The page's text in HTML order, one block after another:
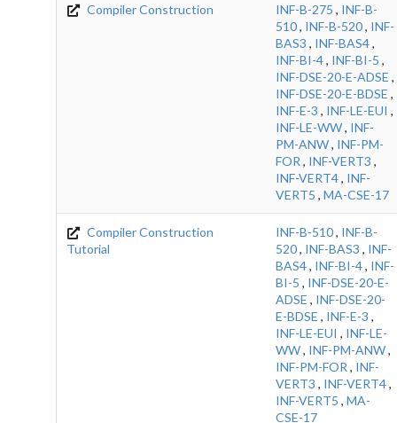
Compiler Construction INF-B-275 , INF-B-
510, INF-B-520, INF-
BAS3 , INF-BAS4,
INF-BI-4, INF-BI-5 ,
INF-DSE-20-E-ADSE ,
INF-DSE-20-E-BDSE ,
INF-E-3 , INF-LE-EUI ,
INF-LE-WW, INF-
PM-ANW, INF-PM-
FOR , INF-VERT3 ,
INF-VERT4, INF-
VERT5 , MA-CSE-17
Compiler Construction
Tutorial
INF-B-510, INF-B-
520, INF-BAS3 , INF-
BAS4, INF-BI-4, INF-
BI-5 , INF-DSE-20-E-
ADSE , INF-DSE-20-
E-BDSE , INF-E-3 ,
INF-LE-EUI , INF-LE-
WW, INF-PM-ANW,
INF-PM-FOR , INF-
VERT3 , INF-VERT4,
INF-VERT5 , MA-
CSE-17